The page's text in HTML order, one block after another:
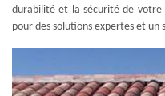
durabilité et la sécurité de
pour des solutions expertes et